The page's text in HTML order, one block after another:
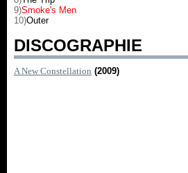
9)Smoke's Men
10)Outer
DISCOGRAPHIE
A New Constellation (2009)